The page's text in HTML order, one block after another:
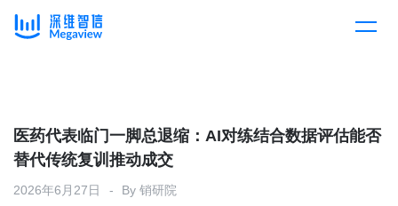
产品总览
产品集成
解决方案
按行业
客户案例
医药代表临门一脚总退缩：AI对练结合数据评估能否
替代传统复训推动成交
2026年6月27日 By 销研院